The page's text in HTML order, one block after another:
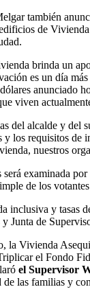
también
de
brinda un
es un día
anunciado
viven
del alcalde y del
los requisitos de
nuestros
será examinada
de los
inclusiva y tasas
Junta de
la Vivienda
el Fondo
el Supervisor
las familias y